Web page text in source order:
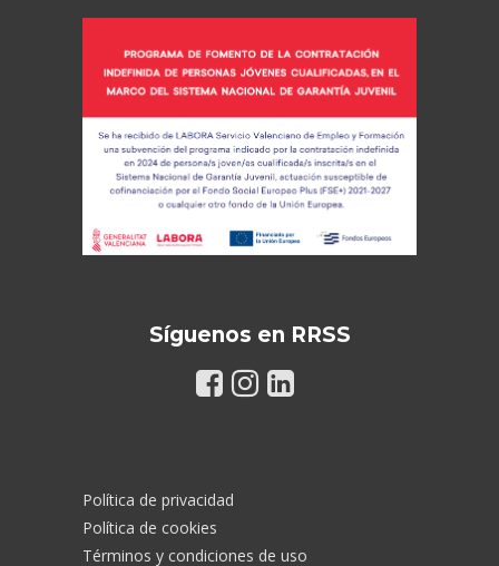
Síguenos en RRSS
Política de privacidad
Política de cookies
Términos y condiciones de uso